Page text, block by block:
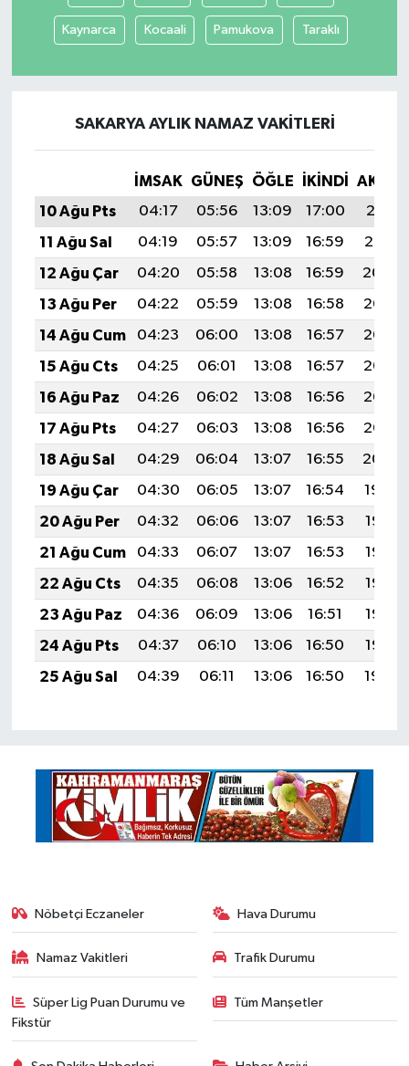
Kaynarca Kocaali Pamukova Taraklı
SAKARYA AYLIK NAMAZ VAKITLERI
İMSAK GÜNEŞ ÖĞLE İKINDI
10 Ağu Pts
04:17 05:56 13:09 17:00
20:11
11 Ağu Sal
04:19 05:57 13:09 16:59
20:10
12 Ağu Çar
04:20 05:58 13:08 16:59
20:09
13 Ağu Per
04:22 05:59 13:08 16:58
20:07
14 Ağu Cum
04:23 06:00 13:08 16:57
20:06
15 Ağu Cts
04:25 06:01 13:08 16:57
20:05
16 Ağu Paz
04:26 06:02 13:08 16:56
20:03
17 Ağu Pts
04:27 06:03 13:08 16:56
20:02
18 Ağu Sal
04:29 06:04 13:07 16:55
20:00
19 Ağu Çar
04:30 06:05 13:07 16:54
19:59
20 Ağu Per
04:32 06:06 13:07 16:53
19:58
21 Ağu Cum
04:33 06:07 13:07 16:53
19:56
22 Ağu Cts
04:35 06:08 13:06 16:52
19:55
23 Ağu Paz
04:36 06:09 13:06 16:51
19:53
24 Ağu Pts
04:37 06:10 13:06 16:50
19:52
25 Ağu Sal
04:39 06:11 13:06 16:50 19:50
Nöbetçi Eczaneler Hava Durumu
Namaz Vakitleri Trafik Durumu
Süper Lig Puan Durumu ve
Fikstür
Tüm Manşetler